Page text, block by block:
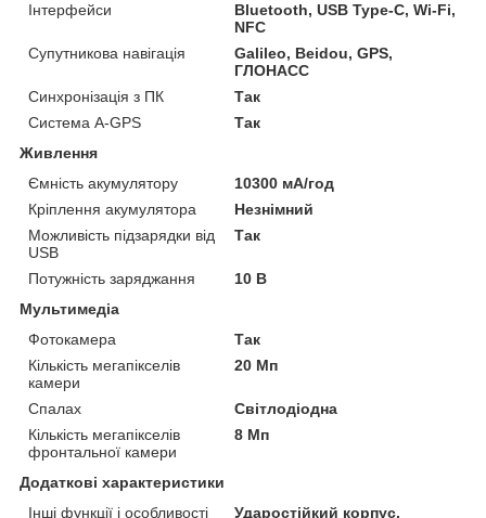
Інтерфейси
Bluetooth, USB Type-C, Wi-Fi,
NFC
Супутникова навігація
Galileo, Beidou, GPS,
ГЛОНАСС
Синхронізація з ПК
Так
Система A-GPS
Так
Живлення
Ємність акумулятору
10300 мА/год
Кріплення акумулятора
Незнімний
Можливість підзарядки від
USB
Так
Потужність заряджання
10 В
Мультимедіа
Фотокамера
Так
Кількість мегапікселів
камери
20 Мп
Спалах
Світлодіодна
Кількість мегапікселів
фронтальної камери
8 Мп
Додаткові характеристики
Інші функції і особливості
Ударостійкий корпус,